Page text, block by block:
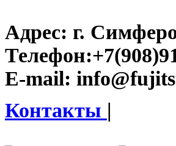
Адрес: г.
Телефон:
E-mail:
Контакты |